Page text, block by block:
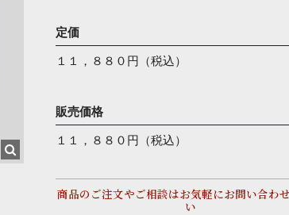
定価
１１，８８０円（税込）
販売価格
１１，８８０円（税込）
商品のご注文やご相談はお気軽にお問い合わ
い